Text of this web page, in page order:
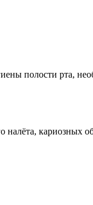
полости рта,
кариозных